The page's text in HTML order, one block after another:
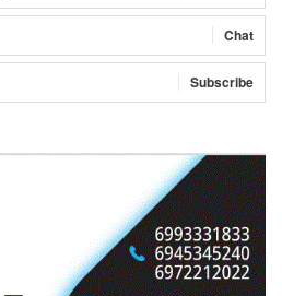
Chat
Subscribe